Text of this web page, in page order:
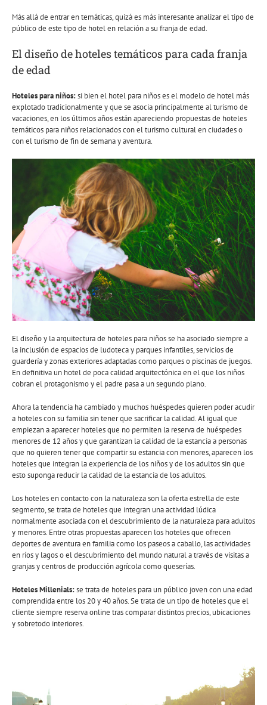
Más allá de entrar en temáticas, quizá es más interesante analizar el tipo de
público de este tipo de hotel en relación a su franja de edad.
El diseño de hoteles temáticos para cada franja
de edad
Hoteles para niños:si bien el hotel para niños es el modelo de hotel más
explotado tradicionalmente y que se asocia principalmente al turismo de
vacaciones, en los últimos años están apareciendo propuestas de hoteles
temáticos para niños relacionados con el turismo cultural en ciudades o
con el turismo de fin de semana y aventura.
El diseño y la arquitectura de hoteles para niños se ha asociado siempre a
la inclusión de espacios de ludoteca y parques infantiles, servicios de
guardería y zonas exteriores adaptadas como parques o piscinas de juegos.
En definitiva un hotel de poca calidad arquitectónica en el que los niños
cobran el protagonismo y el padre pasa a un segundo plano.
Ahora la tendencia ha cambiado y muchos huéspedes quieren poder acudir
a hoteles con su familia sin tener que sacrificar la calidad. Al igual que
empiezan a aparecer hoteles que no permiten la reserva de huéspedes
menores de 12 años y que garantizan la calidad de la estancia a personas
que no quieren tener que compartir su estancia con menores, aparecen los
hoteles que integran la experiencia de los niños y de los adultos sin que
esto suponga reducir la calidad de la estancia de los adultos.
Los hoteles en contacto con la naturaleza son la oferta estrella de este
segmento, se trata de hoteles que integran una actividad lúdica
normalmente asociada con el descubrimiento de la naturaleza para adultos
y menores. Entre otras propuestas aparecen los hoteles que ofrecen
deportes de aventura en familia como los paseos a caballo, las actividades
en ríos y lagos o el descubrimiento del mundo natural a través de visitas a
granjas y centros de producción agrícola como queserías.
Hoteles Millenials:se trata de hoteles para un público joven con una edad
comprendida entre los 20 y 40 años. Se trata de un tipo de hoteles que el
cliente siempre reserva online tras comparar distintos precios, ubicaciones
y sobretodo interiores.